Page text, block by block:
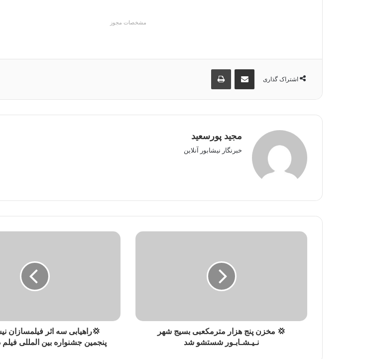
مشخصات مجوز
اشتراک گذاری
اشتراک گذاری از طریق ایمیل
مجید پورسعید
خبرنگار نیشابور آنلاین
💢 مخزن پنج هزار مترمکعبی بسیج شهر
نـیـشـابـور شستشو شد
💢راهیابی سه اثر فیلمسازان
پنجمین جشنواره بین المللی